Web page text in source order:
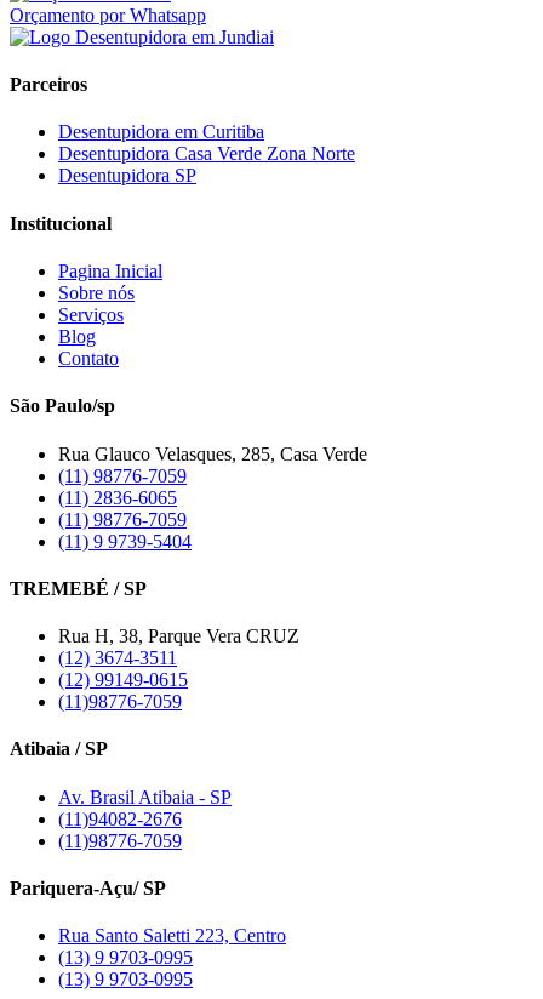
Orçamento por Whatsapp
Parceiros
Desentupidora em Curitiba
Desentupidora Casa Verde Zona Norte
Desentupidora SP
Institucional
Pagina Inicial
Sobre nós
Serviços
Blog
Contato
São Paulo/sp
Rua Glauco Velasques, 285, Casa Verde
(11) 98776-7059
(11) 2836-6065
(11) 98776-7059
(11) 9 9739-5404
TREMEBÉ / SP
Rua H, 38, Parque Vera CRUZ
(12) 3674-3511
(12) 99149-0615
(11)98776-7059
Atibaia / SP
Av. Brasil Atibaia - SP
(11)94082-2676
(11)98776-7059
Pariquera-Açu/ SP
Rua Santo Saletti 223, Centro
(13) 9 9703-0995
(13) 9 9703-0995